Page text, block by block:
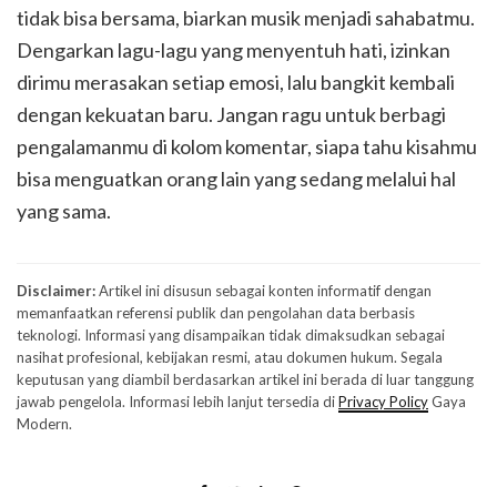
tidak bisa bersama, biarkan musik menjadi sahabatmu.
Dengarkan lagu-lagu yang menyentuh hati, izinkan
dirimu merasakan setiap emosi, lalu bangkit kembali
dengan kekuatan baru. Jangan ragu untuk berbagi
pengalamanmu di kolom komentar, siapa tahu kisahmu
bisa menguatkan orang lain yang sedang melalui hal
yang sama.
Disclaimer:Artikel ini disusun sebagai konten informatif dengan
memanfaatkan referensi publik dan pengolahan data berbasis
teknologi. Informasi yang disampaikan tidak dimaksudkan sebagai
nasihat profesional, kebijakan resmi, atau dokumen hukum. Segala
keputusan yang diambil berdasarkan artikel ini berada di luar tanggung
jawab pengelola. Informasi lebih lanjut tersedia diPrivacy PolicyGaya
Modern.